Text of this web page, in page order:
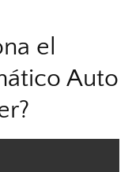
el
Auto